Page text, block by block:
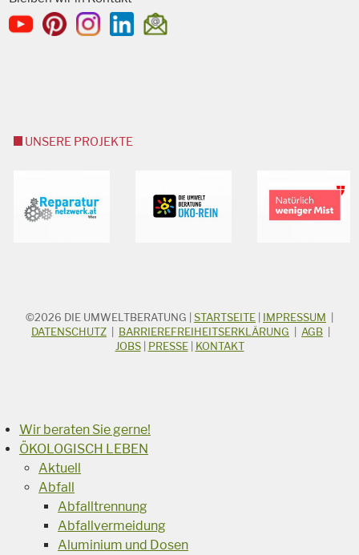
UNSERE PROJEKTE
STICHWORTSUCHE
Suchbegriff
©2026 DIE UMWELTBERATUNG STARTSEITE IMPRESSUM
DATENSCHUTZ
BARRIEREFREIHEITSERKLÄRUNG AGB
JOBS| PRESSE| KONTAKT
Wir beraten Sie gerne!
ÖKOLOGISCH LEBEN
Aktuell
Abfall
Abfalltrennung
Abfallvermeidung
Aluminium und Dosen